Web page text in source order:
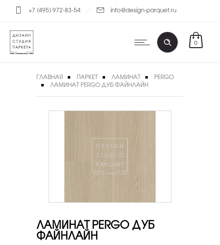
+7 (495) 972-83-54 info@design-parquet.ru
0
ГЛАВНАЯ ПАРКЕТ ЛАМИНАТ
PERGO
ЛАМИНАТ PERGO ДУБ ФАЙНЛАЙН
ЛАМИНАТ PERGO ДУБ
ФАЙНЛАЙН